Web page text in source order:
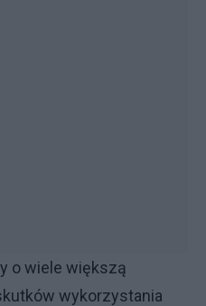
o wiele większą
wykorzystania